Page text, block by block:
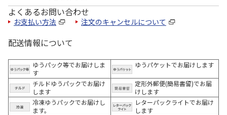
よくあるお問い合わせ
お支払い方法 注文のキャンセルについて
配送情報について
ゆうパック等でお届けしま
す
ゆうパケットでお届けします
チルドゆうパックでお届け
します
定形外郵便(簡易書留)でお届
けします
冷凍ゆうパックでお届けし
ます。
レターパックライトでお届け
します